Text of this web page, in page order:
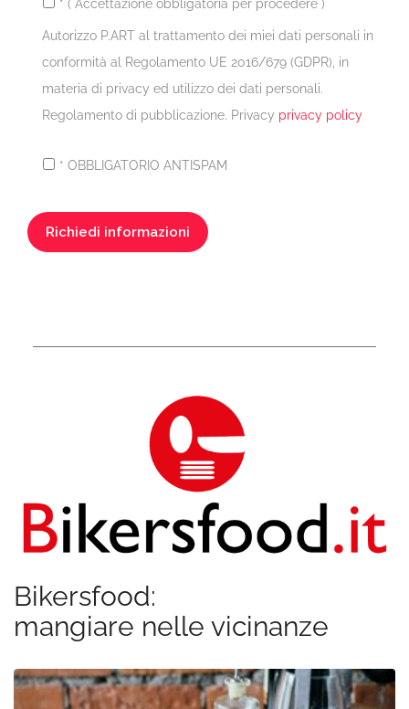
* ( Accettazione obbligatoria per procedere )
Autorizzo P.ART al trattamento dei miei dati personali in
conformità al Regolamento UE 2016/679 (GDPR), in
materia di privacy ed utilizzo dei dati personali.
Regolamento di pubblicazione. Privacy privacy policy
* OBBLIGATORIO ANTISPAM
Bikersfood:
mangiare nelle vicinanze